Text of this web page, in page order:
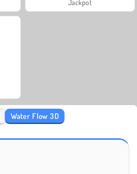
Jackpot
Water Flow 3D